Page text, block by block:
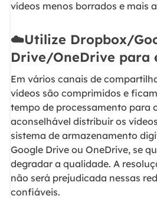
vídeos menos borrados e mais
☁️Utilize Dropbox/
Drive/OneDrive para
Em vários canais de
vídeos são comprimidos e
tempo de processamento para
aconselhável distribuir os
sistema de armazenamento
Google Drive ou OneDrive, se
degradar a qualidade. A
não será prejudicada nessas
confiáveis.